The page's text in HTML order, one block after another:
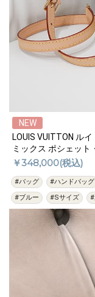
NEW
LOUIS VUITTON ルイ・ヴィトン その他 モノグラムデニム LV リ
ミックス ポシェッ
￥348,000(税込)
#バッグ #ハンドバッグ
#ブルー
#Sサイズ #